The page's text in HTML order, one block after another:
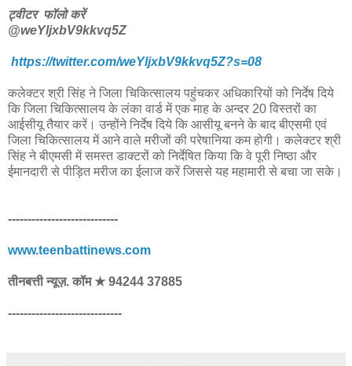
ट्वीटर फॉलो करें
@weYljxbV9kkvq5Z
https://twitter.com/weYljxbV9kkvq5Z?s=08
कलेक्टर श्री सिंह ने जिला चिकित्सालय पहुंंचकर अधिकारियों को निर्देष दिये
कि जिला चिकित्सालय के लंका वार्ड में एक माह के अन्दर 20 विस्तरों का
आईसीयू तैयार करें। उन्होंने निर्देष दिये कि आसीयू बनने के बाद बीएसमी एवं
जिला चिकित्सालय में आने वाले मरीजों की परेषानिया कम होगी। कलेक्टर श्री
सिंह ने बीएमसी में समस्त डाक्टरों को निर्देषित किया कि वे पूरी निष्ठा और
ईमानदारी से पीड़ित मरीज का ईलाज करें जिससे यह महामारी से बचा जा सके।
----------------------------
www.teenbattinews.com
तीनबत्ती न्यूज़. कॉम ★ 94244 37885
-----------------------------